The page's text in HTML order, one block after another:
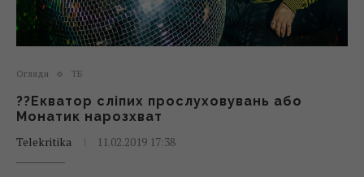
Огляди ТБ
??Екватор сліпих прослуховувань або
Монатик нарозхват
Telekritika
11.02.2019 17:38